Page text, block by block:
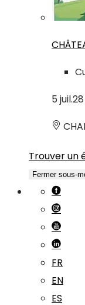
5 juil.28
Trouver un
Fermer sous-
FR
EN
ES